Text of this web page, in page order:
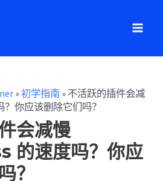
»初学指南 » 不活跃的插件会减
？你应该删除它们吗？
会减慢
的速度吗？你应
？